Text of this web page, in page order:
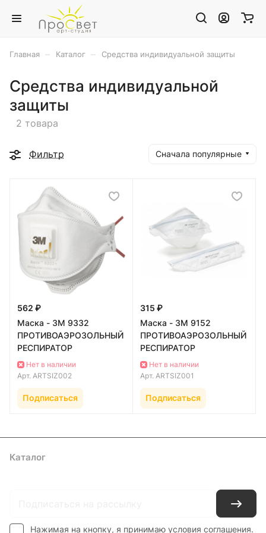
Главная Каталог Средства индивидуальной защиты
Средства индивидуальной
защиты
2 товара
Фильтр Сначала популярные
562 ₽
Маска - 3M 9332
ПРОТИВОАЭРОЗОЛЬНЫЙ
РЕСПИРАТОР
Нет в наличии
Арт. ARTSIZ002
Подписаться
315 ₽
Маска - 3M 9152
ПРОТИВОАЭРОЗОЛЬНЫЙ
РЕСПИРАТОР
Нет в наличии
Арт. ARTSIZ001
Подписаться
Каталог
Нажимая на кнопку, я принимаю условия соглашения.